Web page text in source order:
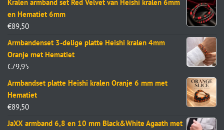
Kralen armband set Red Velvet van Heishi kralen 6mm
en Hematiet 6mm
€89,50
Armbandenset 3-delige platte Heishi kralen 4mm
Oranje met Hematiet
€79,95
Armbandset platte Heishi kralen Oranje 6 mm met
Hematiet
€89,50
JaXX armband 6,8 en 10 mm Black&White Agaath met